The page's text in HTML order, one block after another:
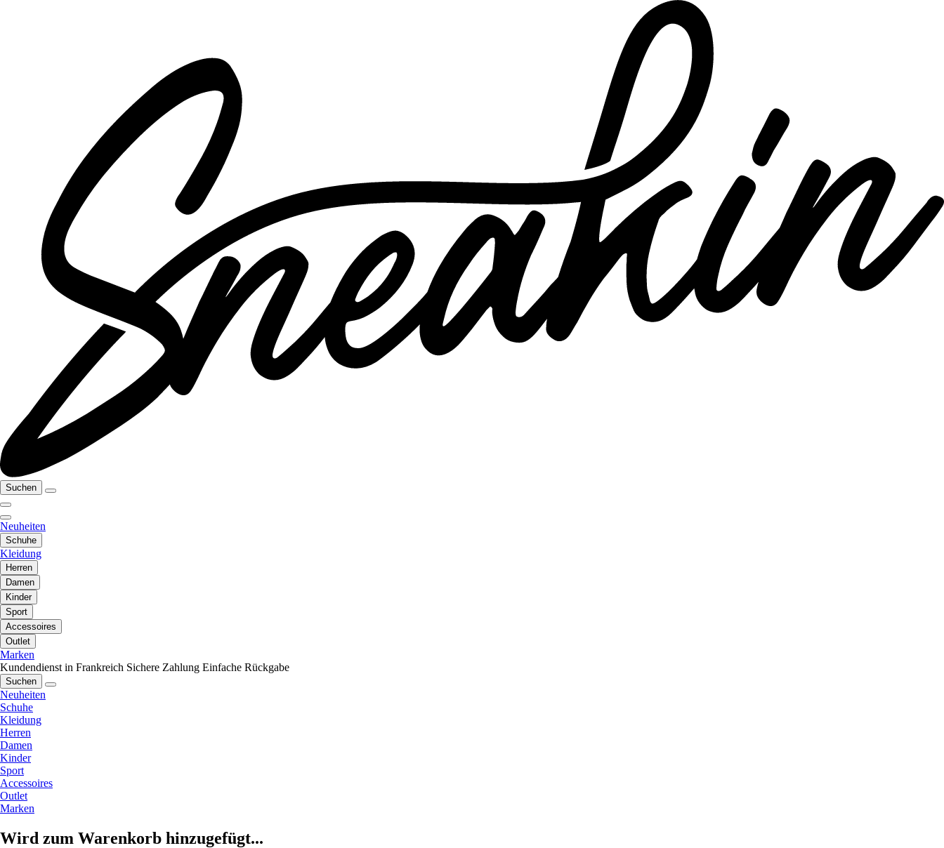
Suchen
Neuheiten
Schuhe
Kleidung
Herren
Damen
Kinder
Sport
Accessoires
Outlet
Marken
Kundendienst in Frankreich Sichere Zahlung Einfache Rückgabe
Suchen
Neuheiten
Schuhe
Kleidung
Herren
Damen
Kinder
Sport
Accessoires
Outlet
Marken
Wird zum Warenkorb hinzugefügt...